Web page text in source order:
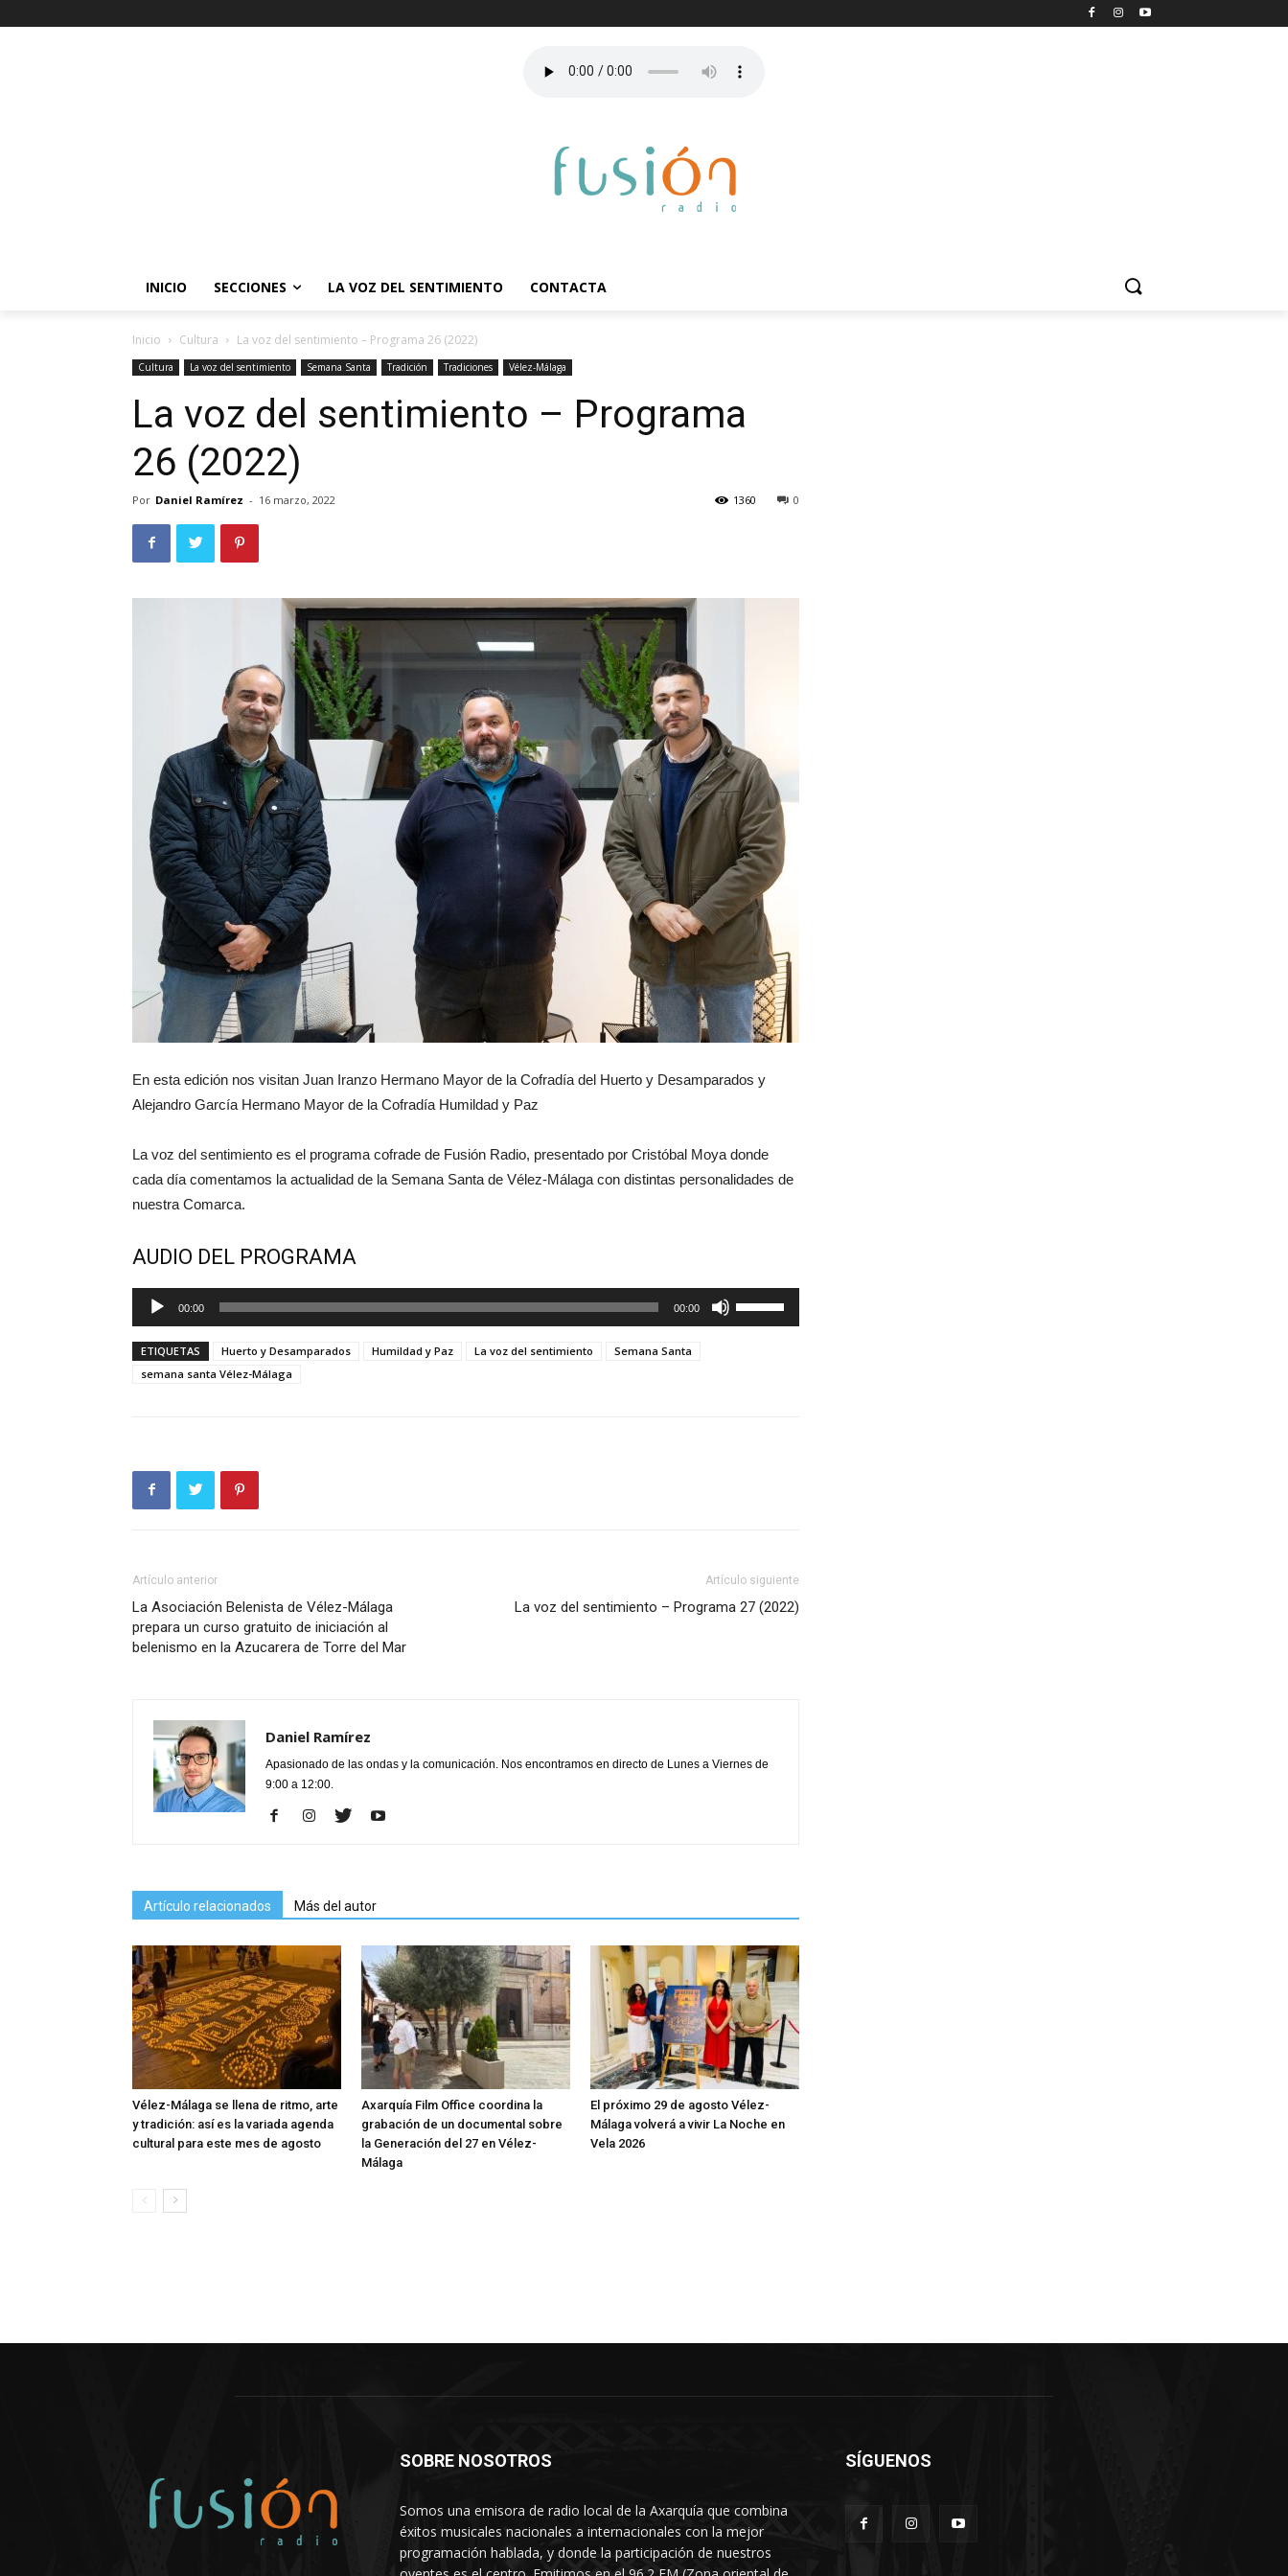
INICIO SECCIONES LA VOZ DEL SENTIMIENTO CONTACTA
Inicio Cultura La voz del sentimiento – Programa 26 (2022)
Cultura La voz del sentimiento Semana Santa Tradición Tradiciones Vélez-Málaga
La voz del sentimiento – Programa
26 (2022)
Por Daniel Ramírez - 16 marzo, 2022 0
1360
En esta edición nos visitan Juan Iranzo Hermano Mayor de la Cofradía del Huerto y Desamparados y
Alejandro García Hermano Mayor de la Cofradía Humildad y Paz
La voz del sentimiento es el programa cofrade de Fusión Radio, presentado por Cristóbal Moya donde
cada día comentamos la actualidad de la Semana Santa de Vélez-Málaga con distintas personalidades de
nuestra Comarca.
AUDIO DEL PROGRAMA
Reproductor
de
audio
00:00 00:00
las
volumen.
ETIQUETAS Huerto y Desamparados Humildad y Paz La voz del sentimiento
Semana Santa
semana santa Vélez-Málaga
Artículo anterior
La Asociación Belenista de Vélez-Málaga
prepara un curso gratuito de iniciación al
belenismo en la Azucarera de Torre del Mar
Artículo siguiente
La voz del sentimiento – Programa 27 (2022)
Daniel Ramírez
Apasionado de las ondas y la comunicación. Nos encontramos en directo de Lunes a Viernes de
9:00 a 12:00.
Artículo relacionados Más del autor
Vélez-Málaga se llena de ritmo, arte
y tradición: así es la variada agenda
cultural para este mes de agosto
Axarquía Film Office coordina la
grabación de un documental sobre
la Generación del 27 en Vélez-
Málaga
El próximo 29 de agosto Vélez-
Málaga volverá a vivir La Noche en
Vela 2026
SOBRE NOSOTROS
Somos una emisora de radio local de la Axarquía que combina
éxitos musicales nacionales a internacionales con la mejor
programación hablada, y donde la participación de nuestros
SÍGUENOS